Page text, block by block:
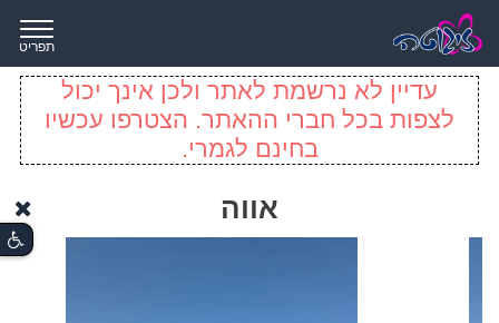
תפריט
עדיין לא נרשמת לאתר ולכן אינך יכול
לצפות בכל חברי ההאתר. הצטרפו עכשיו
בחינם לגמרי.
אווה